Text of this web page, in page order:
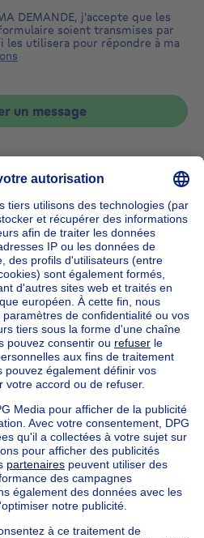
DEMANDE, j'accepte que les
soient transmises par
les utilisera pour répondre à ma
un message
Flamand (province)
maison à Kraainem
hors de la Belgique
Maison à vendre Espagne
Maison à vendre Luxembourg
vendre Pays-bas
Maison à vendre pas cher
à louer pas cher
avec chambres
avec 3 chambres
avec 3 chambres
avec 3 chambres
avec 3 chambres
3 chambres Bruxelles-ville